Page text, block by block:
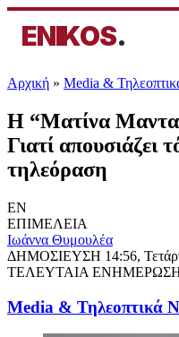
ENIKOS.
Αρχική » Media &
Η “Ματίνα
Γιατί απουσιάζει
τηλεόραση
EN
ΕΠΙΜΕΛΕΙΑ
Ιωάννα Θυμουλέα
ΔΗΜΟΣΙΕΥΣΗ 14:56,
ΤΕΛΕΥΤΑΙΑ
Media & Τηλεοπτικά